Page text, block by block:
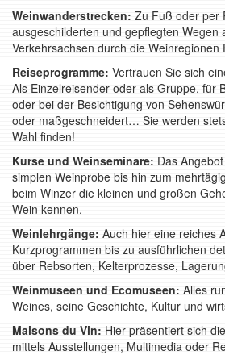
Weinwanderstrecken: Zu Fuß oder per
ausgeschilderten und gepflegten Wegen
Verkehrsachsen durch die Weinregionen
Reiseprogramme: Vertrauen Sie sich
Als Einzelreisender oder als Gruppe, für
oder bei der Besichtigung von
oder maßgeschneidert… Sie werden
Wahl finden!
Kurse und Weinseminare: Das
simplen Weinprobe bis hin zum
beim Winzer die kleinen und großen
Wein kennen.
Weinlehrgänge: Auch hier eine reiches
Kurzprogrammen bis zu ausführlichen
über Rebsorten, Kelterprozesse,
Weinmuseen und Ecomuseen: Alles
Weines, seine Geschichte, Kultur und
Maisons du Vin: Hier präsentiert sich
mittels Ausstellungen, Multimedia oder